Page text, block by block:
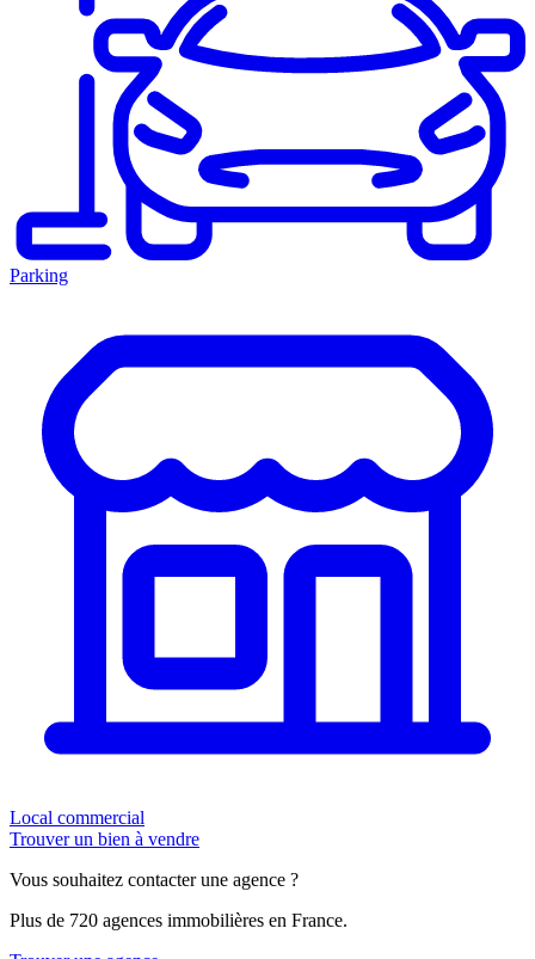
Parking
Local commercial
Trouver un bien à vendre
Vous souhaitez contacter une agence ?
Plus de 720 agences immobilières en France.